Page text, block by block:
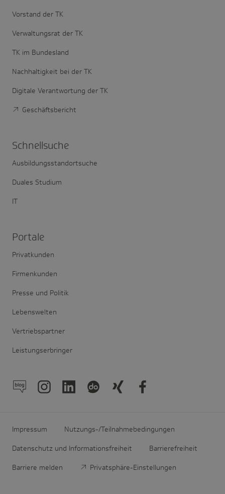
Vorstand der TK
Verwaltungsrat der TK
TK im Bundesland
Nachhaltigkeit bei der TK
Digitale Verantwortung der TK
Geschäftsbericht
Schnell­suche
Ausbildungsstandortsuche
Duales Studium
IT
Portale
Privatkunden
Firmenkunden
Presse und Politik
Lebenswelten
Vertriebspartner
Leistungserbringer
Impressum Nutzungs-/Teilnahmebedingungen
Datenschutz und Informationsfreiheit Barrierefreiheit
Barriere melden Privatsphäre-Einstellungen